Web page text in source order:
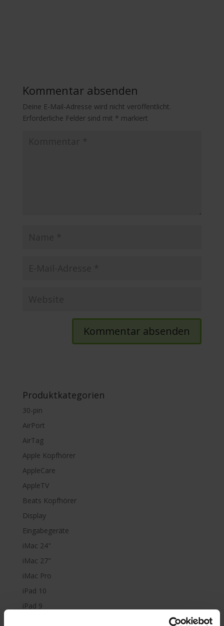
Kommentar absenden
Deine E-Mail-Adresse wird nicht veröffentlicht.
Erforderliche Felder sind mit * markiert
Produktkategorien
30-pin
AirPort
AirTag
Apple Kopfhörer
AppleCare
AppleTV
Beats Kopfhörer
Display
Eingabegeräte
iMac 24"
iMac 27"
iMac Pro
iPad 10
iPad 9